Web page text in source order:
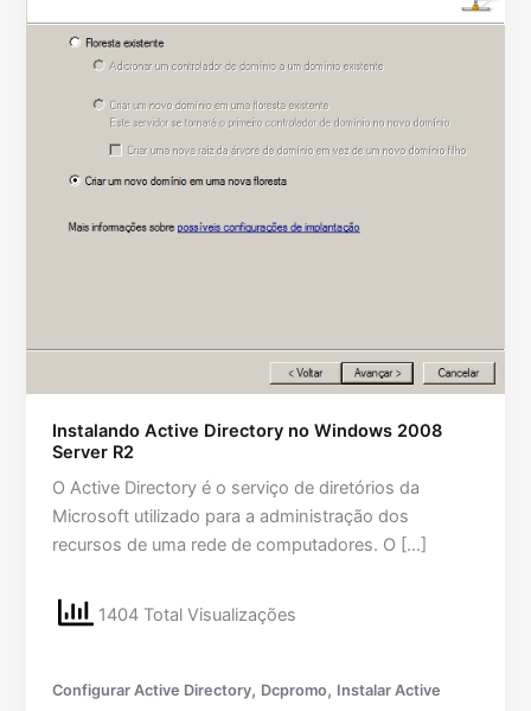
Instalando Active Directory no Windows 2008
Server R2
O Active Directory é o serviço de diretórios da
Microsoft utilizado para a administração dos
recursos de uma rede de computadores. O […]
1404 Total Visualizações
Configurar Active Directory, Dcpromo, Instalar Active